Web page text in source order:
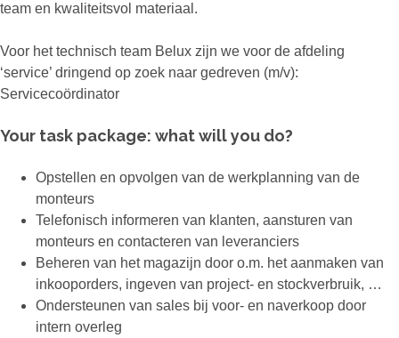
team en kwaliteitsvol materiaal.
Voor het technisch team Belux zijn we voor de afdeling
‘service’ dringend op zoek naar gedreven (m/v):
Servicecoördinator
Your task package: what will you do?
Opstellen en opvolgen van de werkplanning van de
monteurs
Telefonisch informeren van klanten, aansturen van
monteurs en contacteren van leveranciers
Beheren van het magazijn door o.m. het aanmaken van
inkooporders, ingeven van project- en stockverbruik, …
Ondersteunen van sales bij voor- en naverkoop door
intern overleg